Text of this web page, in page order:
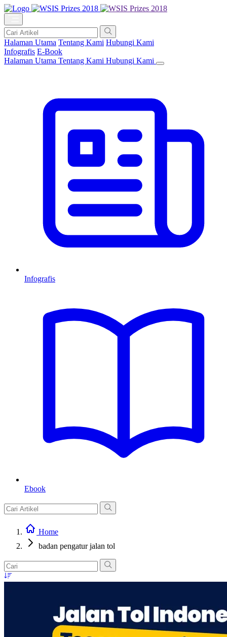
Halaman Utama Tentang Kami Hubungi Kami
Infografis E-Book
Halaman Utama Tentang Kami Hubungi Kami
Infografis
Ebook
Home
badan pengatur jalan tol